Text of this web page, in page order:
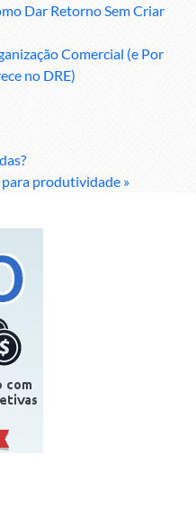
Dar Retorno Sem Criar
Comercial (e Por
no DRE)
produtividade »